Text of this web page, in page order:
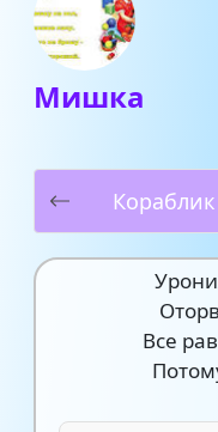
Мишка
Кораблик
Все